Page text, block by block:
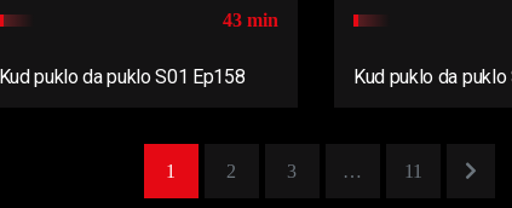
43 min
Kud puklo da puklo S01 Ep158 Kud puklo da
1 2 3 … 11